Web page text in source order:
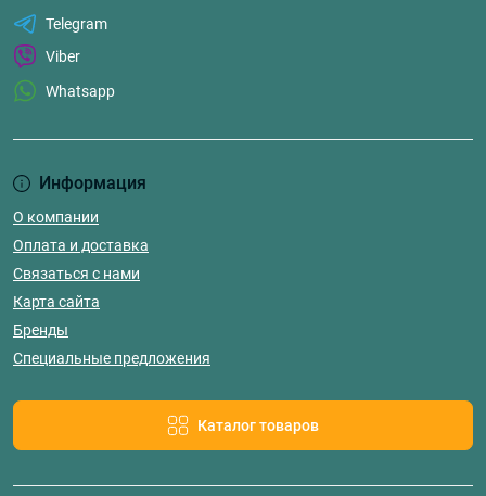
Информация
О компании
Оплата и доставка
Связаться с нами
Карта сайта
Бренды
Специальные предложения
Каталог товаров
Telegram
Viber
Whatsapp